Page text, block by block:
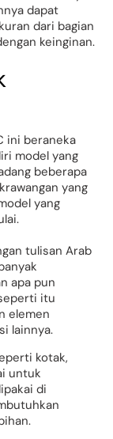
dapat
dari bagian
keinginan.
ini beraneka
model yang
beberapa
yang
yang
tulisan Arab
apa pun
itu
elemen
lainnya.
kotak,
untuk
di